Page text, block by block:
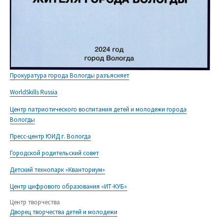
Прокуратура города Вологды разъясняет
WorldSkills Russia
Центр патриотического воспитания детей и молодежи города
Вологды
Пресс-центр ЮИД г. Вологда
Городской родительский совет
Детский технопарк «Кванториум»
Центр цифрового образования «ИТ-КУБ»
Центр творчества
Дворец творчества детей и молодежи